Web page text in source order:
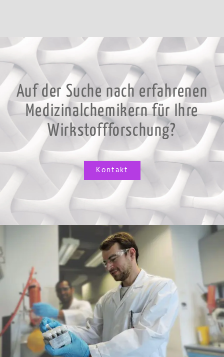
Auf der Suche nach erfahrenen
Medizinalchemikern für Ihre
Wirkstoffforschung?
Kontakt